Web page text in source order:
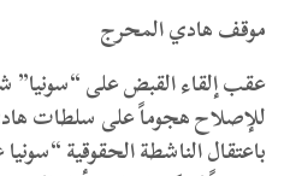
موقف هادي المحرج
عقب إلقاء القبض على “سونيا”
للإصلاح هجوماً على سلطات
باعتقال الناشطة الحقوقية